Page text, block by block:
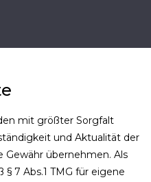
mit größter Sorgfalt
und Aktualität der
Gewähr übernehmen. Als
7 Abs.1 TMG für eigene